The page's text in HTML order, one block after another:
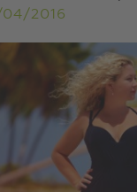
2016